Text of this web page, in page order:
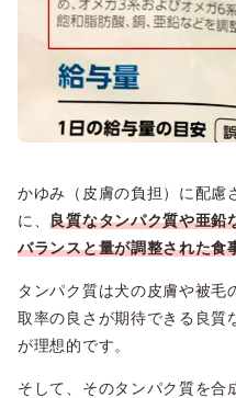
かゆみ（皮膚の負担）に配慮
に、良質なタンパク質や亜鉛
バランスと量が調整された食
タンパク質は犬の皮膚や被毛
取率の良さが期待できる良質
が理想的です。
そして、そのタンパク質を合